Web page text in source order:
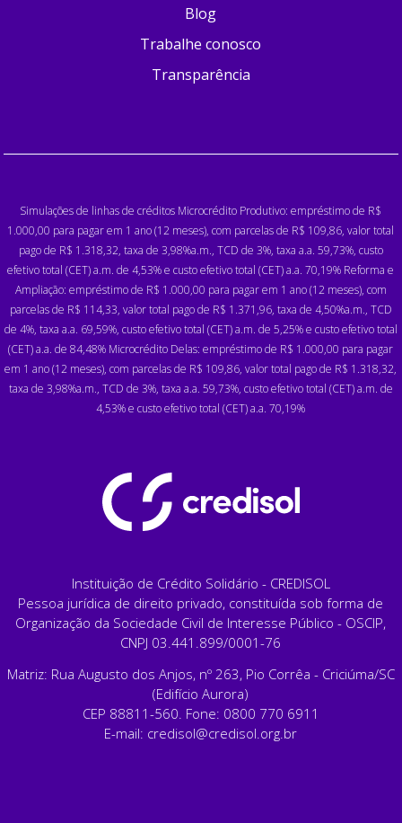
Blog
Trabalhe conosco
Transparência
Simulações de linhas de créditos Microcrédito Produtivo: empréstimo de R$
1.000,00 para pagar em 1 ano (12 meses), com parcelas de R$ 109,86, valor total
pago de R$ 1.318,32, taxa de 3,98%a.m., TCD de 3%, taxa a.a. 59,73%, custo
efetivo total (CET) a.m. de 4,53% e custo efetivo total (CET) a.a. 70,19% Reforma e
Ampliação: empréstimo de R$ 1.000,00 para pagar em 1 ano (12 meses), com
parcelas de R$ 114,33, valor total pago de R$ 1.371,96, taxa de 4,50%a.m., TCD
de 4%, taxa a.a. 69,59%, custo efetivo total (CET) a.m. de 5,25% e custo efetivo total
(CET) a.a. de 84,48% Microcrédito Delas: empréstimo de R$ 1.000,00 para pagar
em 1 ano (12 meses), com parcelas de R$ 109,86, valor total pago de R$ 1.318,32,
taxa de 3,98%a.m., TCD de 3%, taxa a.a. 59,73%, custo efetivo total (CET) a.m. de
4,53% e custo efetivo total (CET) a.a. 70,19%
Instituição de Crédito Solidário - CREDISOL
Pessoa jurídica de direito privado, constituída sob forma de
Organização da Sociedade Civil de Interesse Público - OSCIP,
CNPJ 03.441.899/0001-76
Matriz: Rua Augusto dos Anjos, nº 263, Pio Corrêa - Criciúma/SC
(Edifício Aurora)
CEP 88811-560. Fone: 0800 770 6911
E-mail: credisol@credisol.org.br